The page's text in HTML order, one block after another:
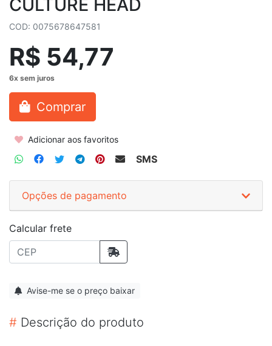
CULTURE HEAD
COD: 0075678647581
R$ 54,77
Comprar
Adicionar aos favoritos
SMS
Opções de pagamento
Calcular frete
Avise-me se o preço baixar
# Descrição do produto